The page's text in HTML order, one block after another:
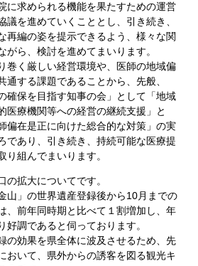
に求められる機能を果たすための運営
議を進めていくこととし、引き続き、
再編の姿を提示できるよう、様々な関
がら、検討を進めてまいります。
巻く厳しい経営環境や、医師の地域偏
通する課題であることから、先般、
確保を目指す知事の会」として「地域
医療機関等への経営の継続支援」と
偏在是正に向けた総合的な対策」の実
であり、引き続き、持続可能な医療提
り組んでまいります。
拡大についてです。
山」の世界遺産登録後から10月までの
、前年同時期と比べて１割増加し、年
好調であると伺っております。
の効果を県全体に波及させるため、先
おいて、県外からの誘客を図る観光キ